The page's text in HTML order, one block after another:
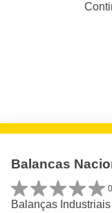
Balancas
Balanças Industriais